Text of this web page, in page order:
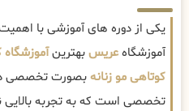
یکی از دوره های آموزشی با
آموزشگاهعریسبهترینآموزشگاه
کوتاهی مو زنانهبصورت تخصصی در
تخصصی است که به تجربه بالایی